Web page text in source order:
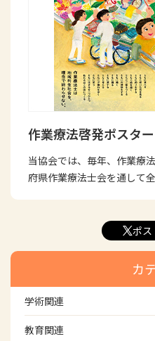
作業療法啓発ポスター
当協会では、毎年、作業療
府県作業療法士会を通して
ポス
カ
学術関連
学術・研究
教育関連